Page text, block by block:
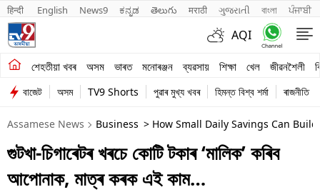
हिन्दी English News9 ಕನ್ನಡ తెలుగు मराठी ગુજરાતી বাংলা ਪੰਜਾਬੀ
AQI
শেহতীয়া খবৰ অসম ভাৰত মনোৰঞ্জন ব্যৱসায় শিক্ষা খেল জীৱনশৈলী
শেহতীয়া খবৰ
অসম
ভাৰত
মনোৰঞ্জন
বাজেট অসম TV9 Shorts পুৱাৰ মুখ্য খবৰ হিমন্ত বিশ্ব শৰ্মা ৰাজনীতি
Assamese News Business > How Small Daily Savings Can
গুটখা-চিগাৰেটৰ খৰচে কোটি টকাৰ ‘মালিক’ কৰিব
আপোনাক, মাত্ৰ কৰক এই কাম…